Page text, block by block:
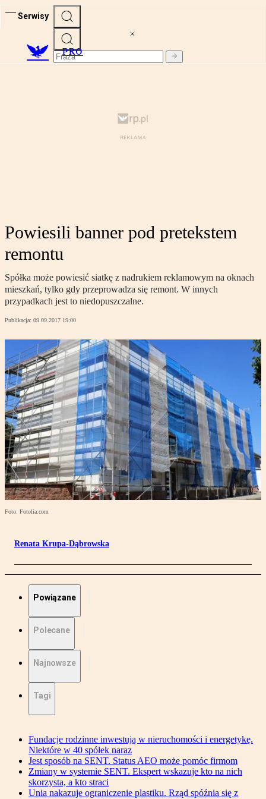
Serwisy
PRO
Powiesili banner pod pretekstem
remontu
Spółka może powiesić siatkę z nadrukiem reklamowym na oknach
mieszkań, tylko gdy przeprowadza się remont. W innych
przypadkach jest to niedopuszczalne.
Publikacja: 09.09.2017 19:00
Foto: Fotolia.com
Renata Krupa-Dąbrowska
Powiązane
Polecane
Najnowsze
Tagi
Fundacje rodzinne inwestują w nieruchomości i energetykę.
Niektóre w 40 spółek naraz
Jest sposób na SENT. Status AEO może pomóc firmom
Zmiany w systemie SENT. Ekspert wskazuje kto na nich
skorzysta, a kto straci
Unia nakazuje ograniczenie plastiku. Rząd spóźnia się z